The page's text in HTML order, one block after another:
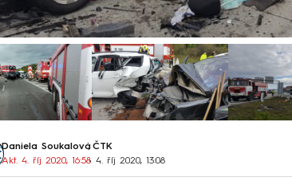
Daniela Soukalová, ČTK
Akt. 4. říj 2020, 16:58• 4. říj 2020, 13:08